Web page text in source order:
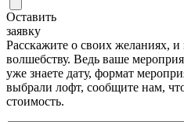
Оставить
заявку
Расскажите о своих желаниях,
волшебству. Ведь ваше
уже знаете дату, формат
выбрали лофт, сообщите нам,
стоимость.